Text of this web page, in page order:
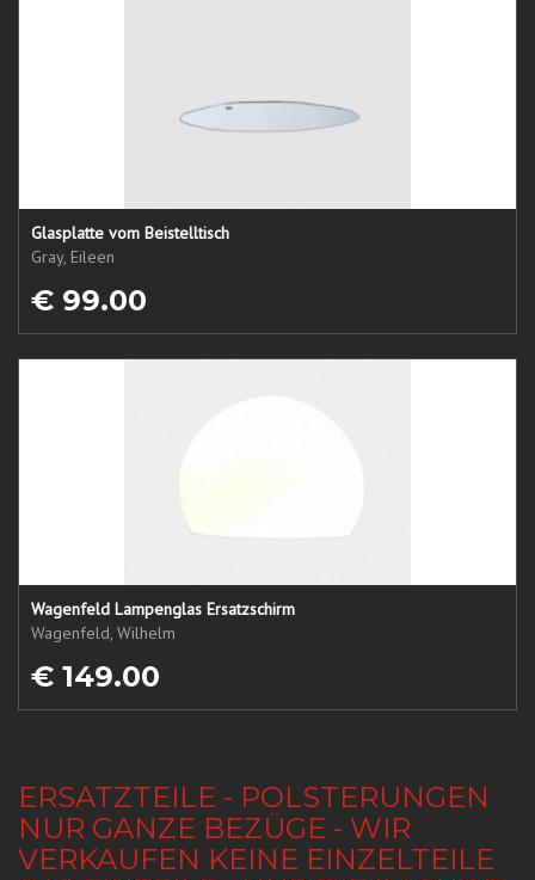
Glasplatte vom Beistelltisch
Gray, Eileen
€ 99.00
Wagenfeld Lampenglas Ersatzschirm
Wagenfeld, Wilhelm
€ 149.00
ERSATZTEILE - POLSTERUNGEN
NUR GANZE BEZÜGE - WIR
VERKAUFEN KEINE EINZELTEILE